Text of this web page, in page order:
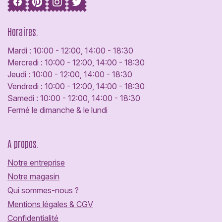
Horaires.
Mardi : 10:00 - 12:00, 14:00 - 18:30
Mercredi : 10:00 - 12:00, 14:00 - 18:30
Jeudi : 10:00 - 12:00, 14:00 - 18:30
Vendredi : 10:00 - 12:00, 14:00 - 18:30
Samedi : 10:00 - 12:00, 14:00 - 18:30
Fermé le dimanche & le lundi
A propos.
Notre entreprise
Notre magasin
Qui sommes-nous ?
Mentions légales & CGV
Confidentialité